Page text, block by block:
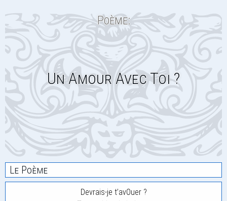
Poème:
Un Amour Avec Toi ?
Le Poème
Devrais-je t’avOuer ?